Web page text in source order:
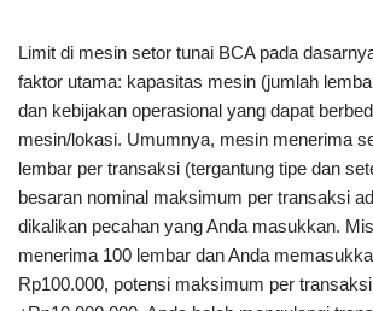
Limit di mesin setor tunai BCA pada
faktor utama: kapasitas mesin (jumlah
dan kebijakan operasional yang dapat
mesin/lokasi. Umumnya, mesin menerima
lembar per transaksi (tergantung tipe dan
besaran nominal maksimum per transaksi
dikalikan pecahan yang Anda masukkan.
menerima 100 lembar dan Anda
Rp100.000, potensi maksimum per